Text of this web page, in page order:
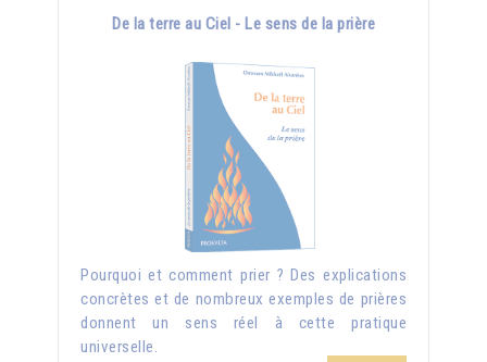
De la terre au Ciel - Le sens de la prière
Pourquoi et comment prier ? Des explications
concrètes et de nombreux exemples de prières
donnent un sens réel à cette pratique
universelle.